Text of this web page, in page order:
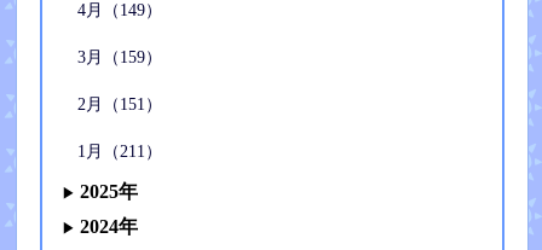
4月（149）
3月（159）
2月（151）
1月（211）
2025年
2024年